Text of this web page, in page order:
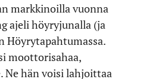
markkinoilla vuonna
ajeli höyryjunalla (ja
Höyrytapahtumassa.
moottorisahaa,
Ne hän voisi lahjoittaa